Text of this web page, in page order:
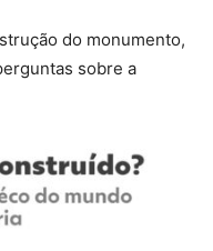
do monumento,
sobre a